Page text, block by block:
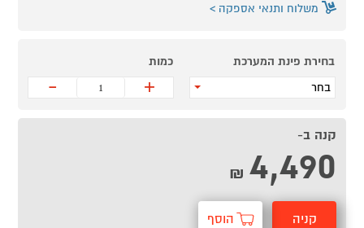
משלוח ותנאי אספקה
בחירת פינת המערכת
בחר
כמות
+
-
קנה ב-
4,490
₪
קניה הוסף